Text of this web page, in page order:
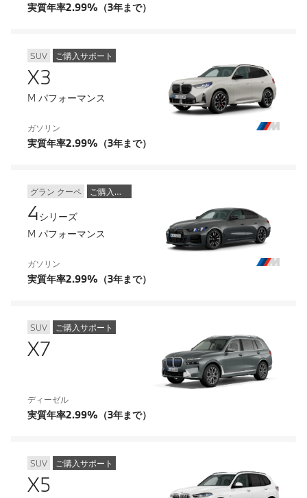
実質年率2.99%（3年まで）
SUV ご購入サポート
X3
M パフォーマンス
ガソリン
実質年率2.99%（3年まで）
グラン クーペ ご購入サポート
4シリーズ
M パフォーマンス
ガソリン
実質年率2.99%（3年まで）
SUV ご購入サポート
X7
ディーゼル
実質年率2.99%（3年まで）
SUV ご購入サポート
X5